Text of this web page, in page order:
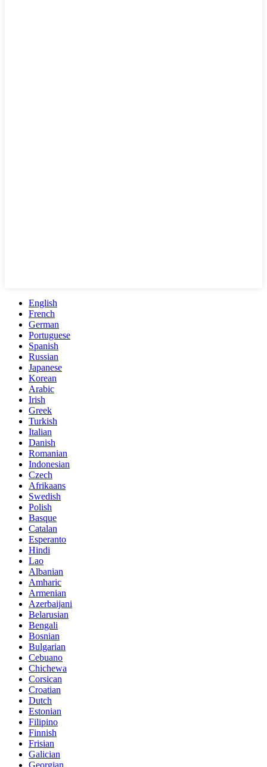
English
French
German
Portuguese
Spanish
Russian
Japanese
Korean
Arabic
Irish
Greek
Turkish
Italian
Danish
Romanian
Indonesian
Czech
Afrikaans
Swedish
Polish
Basque
Catalan
Esperanto
Hindi
Lao
Albanian
Amharic
Armenian
Azerbaijani
Belarusian
Bengali
Bosnian
Bulgarian
Cebuano
Chichewa
Corsican
Croatian
Dutch
Estonian
Filipino
Finnish
Frisian
Galician